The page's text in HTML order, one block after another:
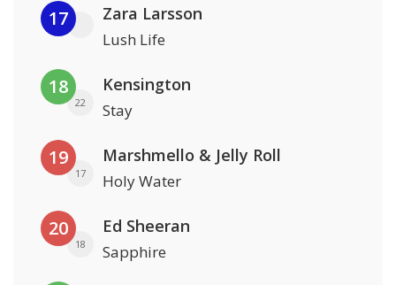
17 Zara Larsson
Lush Life
18
22
Kensington
Stay
19
17
Marshmello & Jelly Roll
Holy Water
20
18
Ed Sheeran
Sapphire